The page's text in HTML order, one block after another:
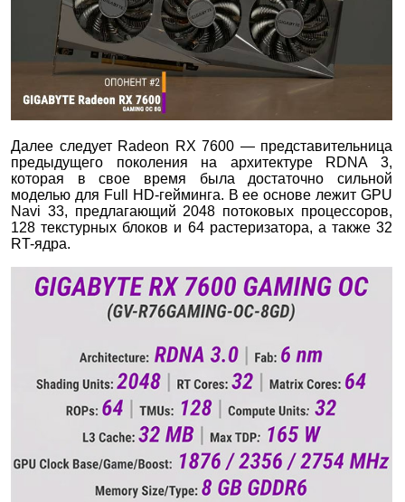
Далее следует Radeon RX 7600 — представительница
предыдущего поколения на архитектуре RDNA 3,
которая в свое время была достаточно сильной
моделью для Full HD-гейминга. В ее основе лежит GPU
Navi 33, предлагающий 2048 потоковых процессоров,
128 текстурных блоков и 64 растеризатора, а также 32
RT-ядра.